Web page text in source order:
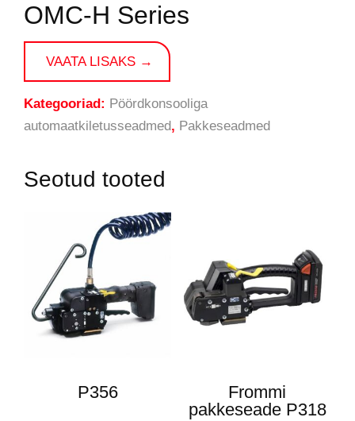
OMC-H Series
VAATA LISAKS →
Kategooriad: Pöördkonsooliga
automaatkiletusseadmed, Pakkeseadmed
Seotud tooted
P356
Frommi
pakkeseade P318